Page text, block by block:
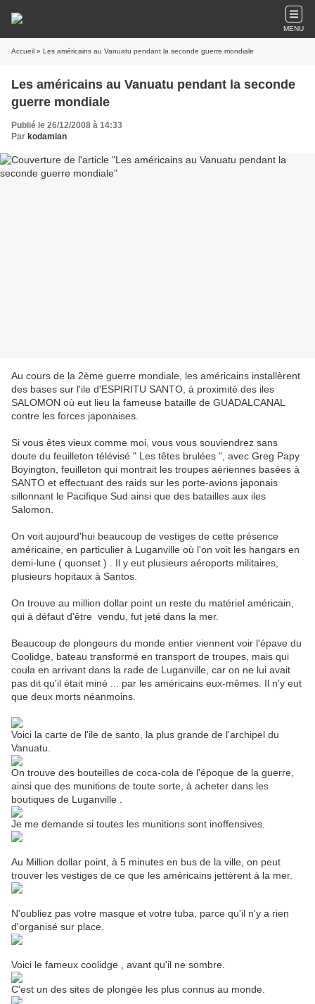
MENU
Accueil » Les américains au Vanuatu pendant la seconde guerre mondiale
Les américains au Vanuatu pendant la seconde
guerre mondiale
Publié le 26/12/2008 à 14:33
Par kodamian
Au cours de la 2ème guerre mondiale, les américains installèrent
des bases sur l'ile d'ESPIRITU SANTO, à proximité des iles
SALOMON où eut lieu la fameuse bataille de GUADALCANAL
contre les forces japonaises.
Si vous êtes vieux comme moi, vous vous souviendrez sans
doute du feuilleton télévisé " Les têtes brulées ", avec Greg Papy
Boyington, feuilleton qui montrait les troupes aériennes basées à
SANTO et effectuant des raids sur les porte-avions japonais
sillonnant le Pacifique Sud ainsi que des batailles aux iles
Salomon.
On voit aujourd'hui beaucoup de vestiges de cette présence
américaine, en particulier à Luganville où l'on voit les hangars en
demi-lune ( quonset ) . Il y eut plusieurs aéroports militaires,
plusieurs hopitaux à Santos.
On trouve au million dollar point un reste du matériel américain,
qui à défaut d'être vendu, fut jeté dans la mer.
Beaucoup de plongeurs du monde entier viennent voir l'épave du
Coolidge, bateau transformé en transport de troupes, mais qui
coula en arrivant dans la rade de Luganville, car on ne lui avait
pas dit qu'il était miné ... par les américains eux-mêmes. Il n'y eut
que deux morts néanmoins.
Voici la carte de l'ile de santo, la plus grande de l'archipel du
Vanuatu.
On trouve des bouteilles de coca-cola de l'époque de la guerre,
ainsi que des munitions de toute sorte, à acheter dans les
boutiques de Luganville .
Je me demande si toutes les munitions sont inoffensives.
Au Million dollar point, à 5 minutes en bus de la ville, on peut
trouver les vestiges de ce que les américains jettèrent à la mer.
N'oubliez pas votre masque et votre tuba, parce qu'il n'y a rien
d'organisé sur place.
Voici le fameux coolidge , avant qu'il ne sombre.
C'est un des sites de plongée les plus connus au monde.